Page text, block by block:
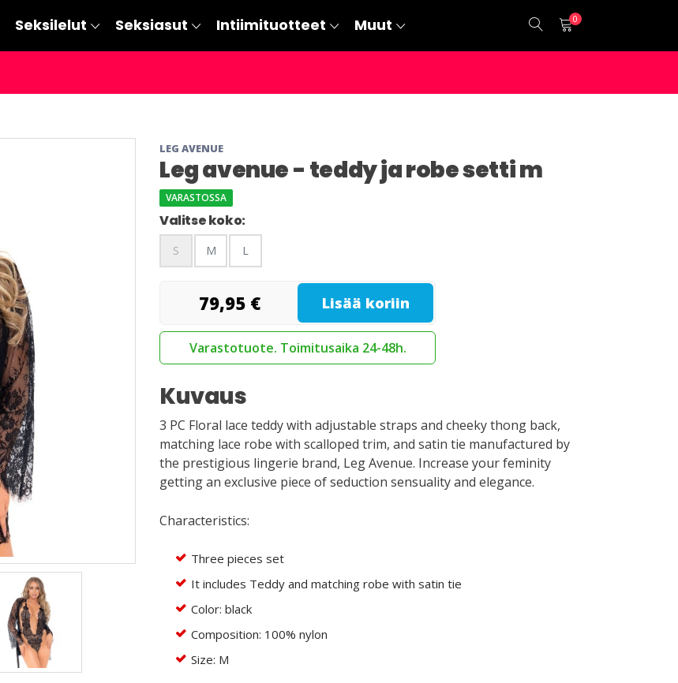
Seksilelut Seksiasut Intiimituotteet Muut 0
LEG AVENUE
Leg avenue - teddy ja robe setti m
VARASTOSSA
Valitse koko:
S M L
79,95 € Lisää koriin
Varastotuote. Toimitusaika 24-48h.
Kuvaus
3 PC Floral lace teddy with adjustable straps and cheeky thong back,
matching lace robe with scalloped trim, and satin tie manufactured by
the prestigious lingerie brand, Leg Avenue. Increase your feminity
getting an exclusive piece of seduction sensuality and elegance.
Characteristics: ​
Three pieces set
It includes Teddy and matching robe with satin tie
Color: black
Composition: 100% nylon
Size: M